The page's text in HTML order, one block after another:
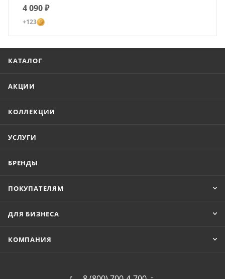
4 090₽
+123
КАТАЛОГ
АКЦИИ
КОЛЛЕКЦИИ
УСЛУГИ
БРЕНДЫ
ПОКУПАТЕЛЯМ
ДЛЯ БИЗНЕСА
КОМПАНИЯ